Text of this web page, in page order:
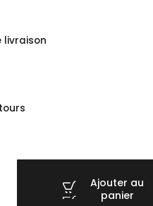
livraison
Ajouter au
panier